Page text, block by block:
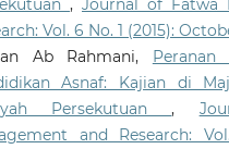
, Journal of Fatwa
Vol. 6 No. 1 (2015):
Ab Rahmani,
Asnaf: Kajian di
Persekutuan,
and Research: